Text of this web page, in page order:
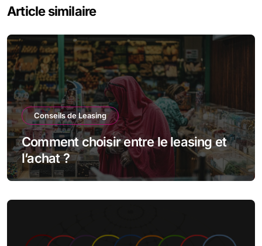
Article similaire
Conseils de Leasing
Comment choisir entre le leasing et
l’achat ?